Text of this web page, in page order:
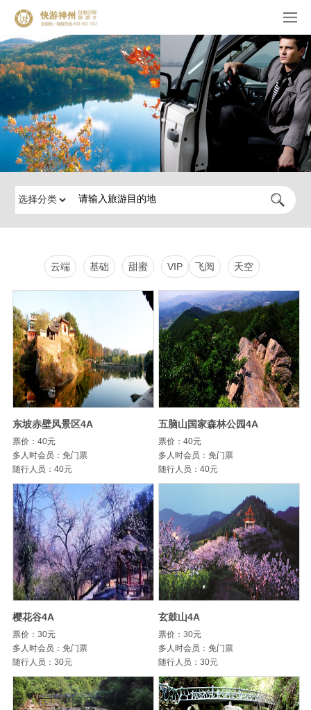
云端 基础 甜蜜 VIP 飞阅 天空
东坡赤壁风景区4A
票价：40元
多人时会员：免门票
随行人员：40元
五脑山国家森林公园4A
票价：40元
多人时会员：免门票
随行人员：40元
樱花谷4A
票价：30元
多人时会员：免门票
随行人员：30元
玄鼓山4A
票价：30元
多人时会员：免门票
随行人员：30元